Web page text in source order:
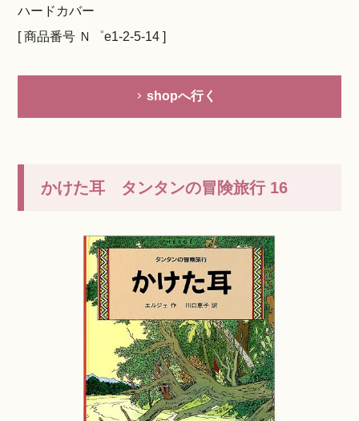
ハードカバー
[ 商品番号 Ｎ゜e1-2-5-14 ]
shopへ行く
かけた耳 タンタンの冒険旅行 16